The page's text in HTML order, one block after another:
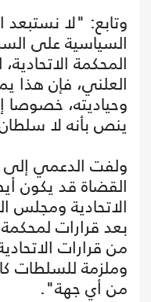
وتابع: "لا
السياسية على
المحكمة
العلني، فإن هذا
وحياديته، خصوصا
ينص بأنه لا
ولفت الدعمي إلى
القضاة قد يكون
الاتحادية ومجلس
بعد قرارات
من قرارات
وملزمة للسلطات
من أي جهة".